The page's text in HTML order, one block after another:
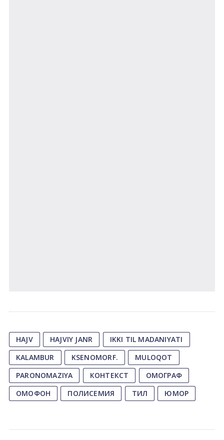
HAJV HAJVIY JANR
IKKI TIL MADANIYATI
KALAMBUR
KSENOMORF.
MULOQOT
PARONOMAZIYA
КОНТЕКСТ
ОМОГРАФ
ОМОФОН
ПОЛИСЕМИЯ ТИЛ ЮМОР